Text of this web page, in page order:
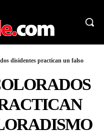
disidentes practican un falso